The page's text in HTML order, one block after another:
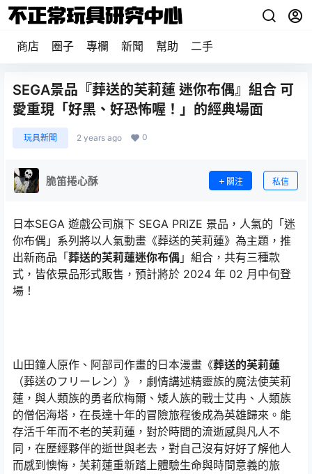
商店 圈子 專欄 新聞 幫助 二手
SEGA景品『葬送的芙莉蓮 迷你布偶』組合 可
愛重現「好黑、好恐怖喔！」的經典場面
玩具新聞 2 years ago 0
脆笛捲心酥 關注 私信
日本SEGA 遊戲公司旗下 SEGA PRIZE 景品，人氣的「迷
你布偶」系列將以人氣動畫《葬送的芙莉蓮》為主題，推
出新商品「葬送的芙莉蓮迷你布偶 」組合，共有三種款
式，皆依景品形式販售，預計將於 2024 年 02 月中旬登
場！
山田鐘人原作、阿部司作畫的日本漫畫《葬送的芙莉蓮
（葬送のフリーレン）》，劇情講述精靈族的魔法使芙莉
蓮，與人類族的勇者欣梅爾、矮人族的戰士艾冉、人類族
的僧侶海塔，在長達十年的冒險旅程後成為英雄歸來。能
存活千年而不老的芙莉蓮，對於時間的流逝感與凡人不
同，在歷經夥伴的逝世與老去，對自己沒有好好了解他人
而感到懊悔，芙莉蓮重新踏上體驗生命與時間意義的旅